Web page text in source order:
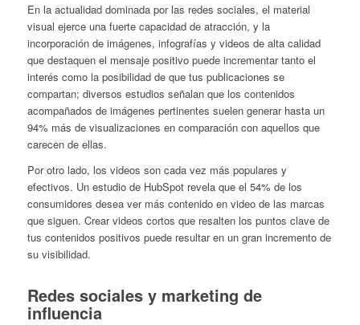
En la actualidad dominada por las redes sociales, el material
visual ejerce una fuerte capacidad de atracción, y la
incorporación de imágenes, infografías y videos de alta calidad
que destaquen el mensaje positivo puede incrementar tanto el
interés como la posibilidad de que tus publicaciones se
compartan; diversos estudios señalan que los contenidos
acompañados de imágenes pertinentes suelen generar hasta un
94% más de visualizaciones en comparación con aquellos que
carecen de ellas.
Por otro lado, los videos son cada vez más populares y
efectivos. Un estudio de HubSpot revela que el 54% de los
consumidores desea ver más contenido en video de las marcas
que siguen. Crear videos cortos que resalten los puntos clave de
tus contenidos positivos puede resultar en un gran incremento de
su visibilidad.
Redes sociales y marketing de
influencia